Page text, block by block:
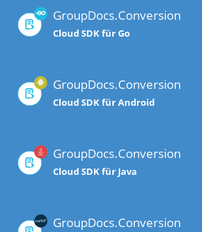
GroupDocs.Conversion
Cloud SDK für Go
GroupDocs.Conversion
Cloud SDK für Android
GroupDocs.Conversion
Cloud SDK für Java
GroupDocs.Conversion